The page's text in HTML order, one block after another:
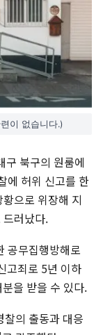
이 없습니다.)
북구의 원룸에
에 허위 신고를 한
으로 위장해 지
러났다.
공무집행방해로
고죄로 5년 이하
을 받을 수 있다.
의 출동과 대응